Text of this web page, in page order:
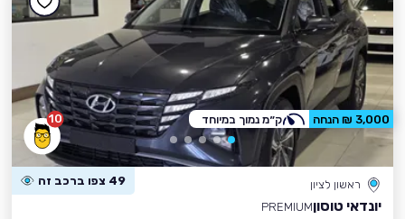
10
ראשון לציון 49 צפו ברכב זה
יונדאי טוסוןPREMIUM
3,000 ₪ הנחה ק״מ נמוך במיוחד